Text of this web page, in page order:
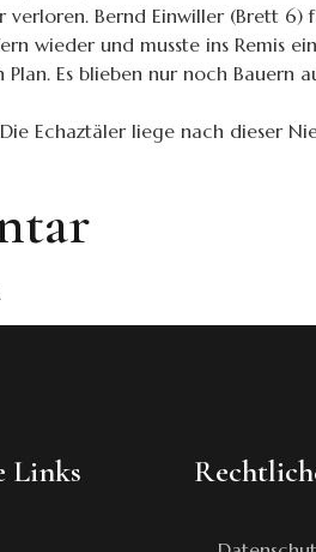
Bernd Einwiller (Brett 6)
wieder und musste ins Remis
Es blieben nur noch
Echaztäler liege nach dieser
Links